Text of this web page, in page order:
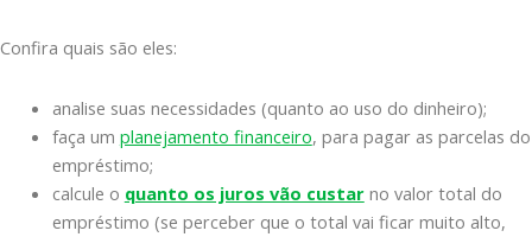
Confira quais são eles:
analise suas necessidades (quanto ao uso do dinheiro);
faça um planejamento financeiro, para pagar as parcelas do
empréstimo;
calcule o quanto os juros vão custarno valor total do
empréstimo (se perceber que o total vai ficar muito alto,